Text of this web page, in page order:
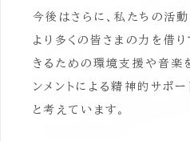
今後はさらに、私たちの活
より多くの皆さまの力を借
きるための環境支援や音楽
ンメントによる精神的サポ
と考えています。